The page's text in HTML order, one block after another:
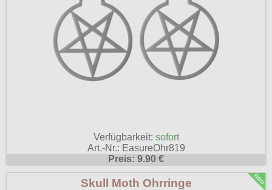
Verfügbarkeit: sofort
Art.-Nr.: EasureOhr819
Preis: 9.90 €
Skull Moth Ohrringe